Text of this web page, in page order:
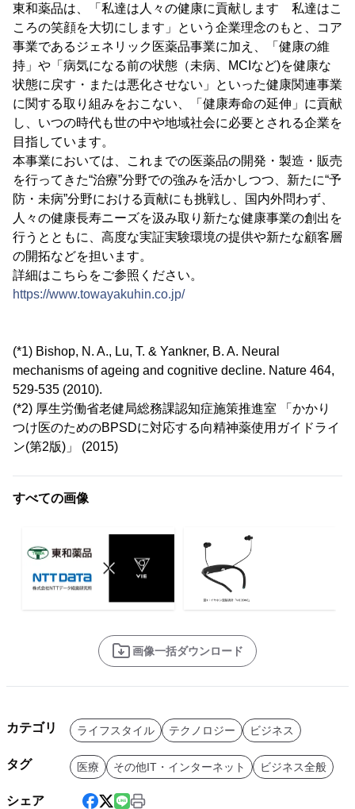
東和薬品は、「私達は人々の健康に貢献します 私達はこ
ころの笑顔を大切にします」という企業理念のもと、コア
事業であるジェネリック医薬品事業に加え、「健康の維
持」や「病気になる前の状態（未病、MCIなど)を健康な
状態に戻す・または悪化させない」といった健康関連事業
に関する取り組みをおこない、「健康寿命の延伸」に貢献
し、いつの時代も世の中や地域社会に必要とされる企業を
目指しています。
本事業においては、これまでの医薬品の開発・製造・販売
を行ってきた“治療”分野での強みを活かしつつ、新たに“予
防・未病”分野における貢献にも挑戦し、国内外問わず、
人々の健康長寿ニーズを汲み取り新たな健康事業の創出を
行うとともに、高度な実証実験環境の提供や新たな顧客層
の開拓などを担います。
詳細はこちらをご参照ください。
https://www.towayakuhin.co.jp/
(*1) Bishop, N. A., Lu, T. & Yankner, B. A. Neural
mechanisms of ageing and cognitive decline. Nature 464,
529-535 (2010).
(*2) 厚生労働省老健局総務課認知症施策推進室 「かかり
つけ医のためのBPSDに対応する向精神薬使用ガイドライ
ン(第2版)」 (2015)
すべての画像
画像一括ダウンロード
カテゴリ ライフスタイル テクノロジー ビジネス
タグ 医療 その他IT・インターネット ビジネス全般
シェア